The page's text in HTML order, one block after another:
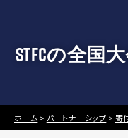
STFCの全国
ホーム > パートナーシップ > 寄